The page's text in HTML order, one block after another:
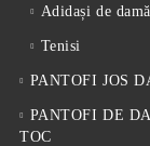
Adidași de damă
Tenisi
PANTOFI JOS
PANTOFI DE
TOC